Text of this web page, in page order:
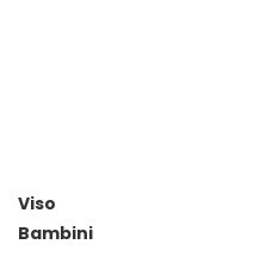
Viso
Bambini